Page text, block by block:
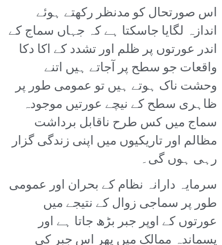
اس صورتحال کو مدنظر رکھتے ہوئے
اندازہ لگایا جاسکتا ہے کہ جہاں سماج کے
اندر عورتوں پر ظلم اور تشدد کے اکا دکا
واقعات جو سطح پر آجاتے ہیں اتنے
وحشت ناک ہوتے ہیں تو عمومی طور پر
ظاہری سطح کے نیچے عورتیں موجودہ
سماج میں کس طرح ناقابل برداشت
مظالم اور تاریکیوں میں اپنی زندگی گزار
رہی ہوں گی۔
سرمایہ دارانہ نظام کے بحران اور عمومی
طور پر سماجی زوال کے نتیجے میں
عورتوں کے اوپر جبر بڑھ جاتا ہے اور
پسماندہ ممالک میں پھر اس جبر کی